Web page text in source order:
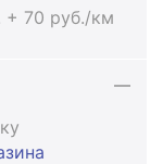
70 руб./км